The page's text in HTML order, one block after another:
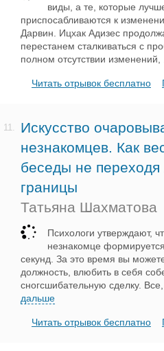
виды, а те, которые
приспосабливаются к
Дарвин. Ицхак Адизес
перестанем сталкиваться с
полном отсутствии изменений,
Читать отрывок бесплатно
11.
Искусство
незнакомцев. Как
беседы не
границы
Татьяна Шахматова
Психологи утверждают,
незнакомце
секунд. За это время вы
должность, влюбить в себя
сногсшибательную сделку.
дальше
Читать отрывок бесплатно